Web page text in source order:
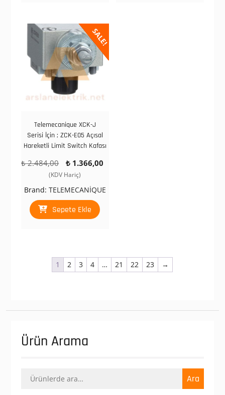
SALE!
Telemecanique XCK-J
Serisi İçin ; ZCK-E05 Açısal
Hareketli Limit Switch Kafası
₺2.484,00
Orijinal
fiyat:
₺ 2.484,00.
₺ 1.366,00
(KDV Hariç)
Brand: TELEMECANİQUE
Sepete Ekle
1 2 3 4 … 21 22 23 →
Ürün Arama
Ara: Ara